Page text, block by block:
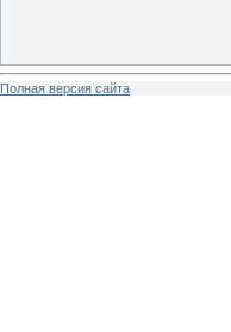
Полная версия сайта